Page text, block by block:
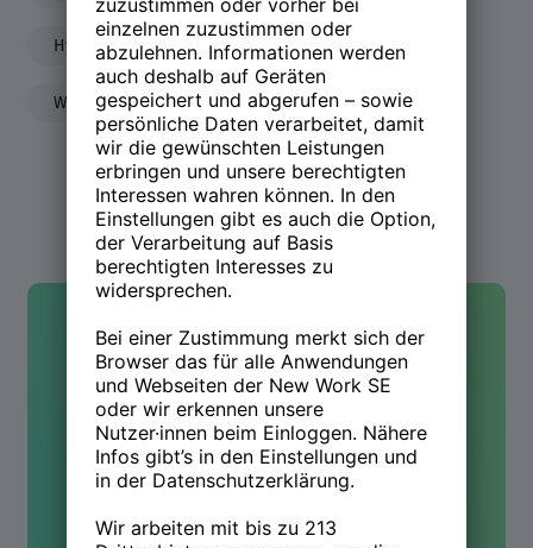
Hybrides Arbeiten Arbeitsmodelle
Workenvironment Workspaces
Kontakt
Hast Du Fragen oder wolltest
mehr wissen? Wir sind für Dich
da!